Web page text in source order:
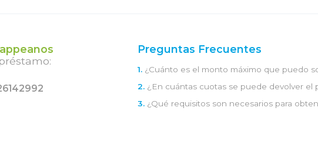
Preguntas Frecuentes
1. ¿Cuánto es el monto máximo que puedo
2. ¿En cuántas cuotas se puede devolver el
3. ¿Qué requisitos son necesarios para